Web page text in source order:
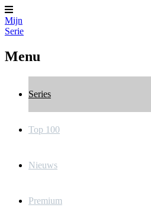
Mijn
Serie
Menu
Series
Top 100
Nieuws
Premium